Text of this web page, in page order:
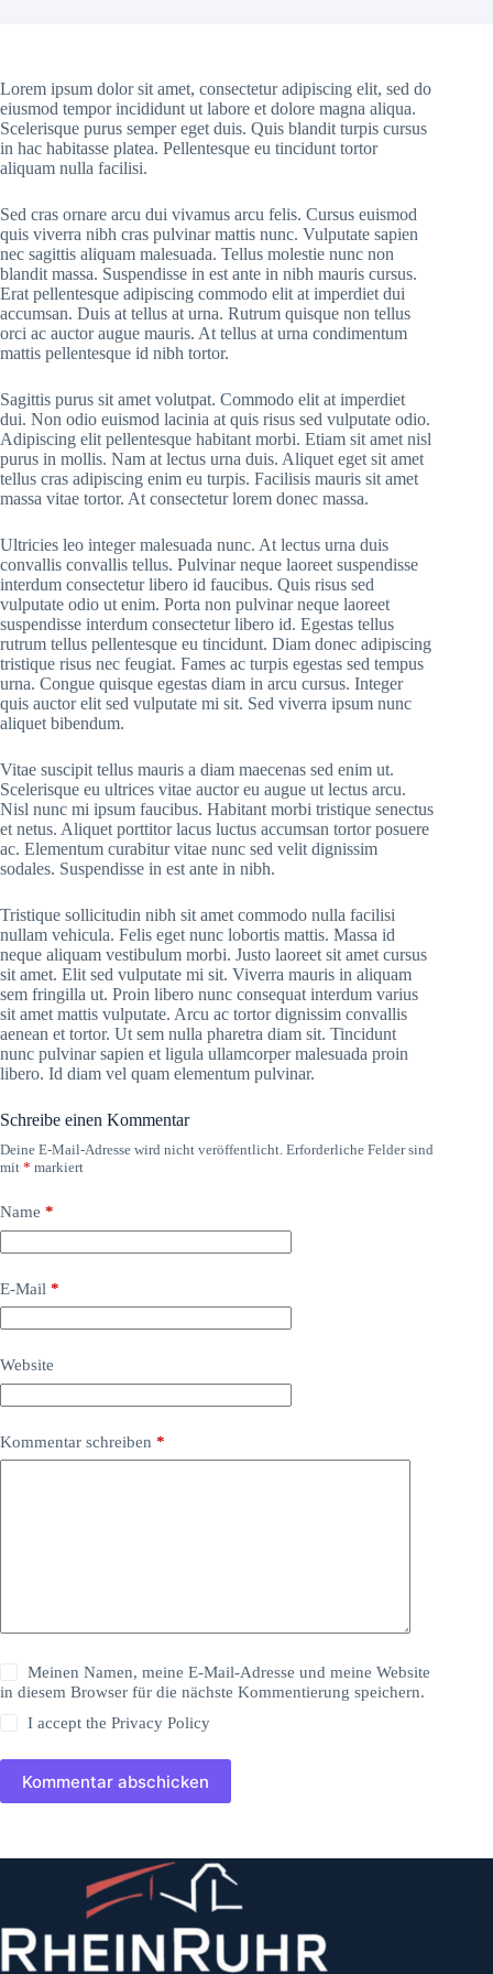
Lorem ipsum dolor sit amet, consectetur adipiscing elit, sed do
eiusmod tempor incididunt ut labore et dolore magna aliqua.
Scelerisque purus semper eget duis. Quis blandit turpis cursus
in hac habitasse platea. Pellentesque eu tincidunt tortor
aliquam nulla facilisi.
Sed cras ornare arcu dui vivamus arcu felis. Cursus euismod
quis viverra nibh cras pulvinar mattis nunc. Vulputate sapien
nec sagittis aliquam malesuada. Tellus molestie nunc non
blandit massa. Suspendisse in est ante in nibh mauris cursus.
Erat pellentesque adipiscing commodo elit at imperdiet dui
accumsan. Duis at tellus at urna. Rutrum quisque non tellus
orci ac auctor augue mauris. At tellus at urna condimentum
mattis pellentesque id nibh tortor.
Sagittis purus sit amet volutpat. Commodo elit at imperdiet
dui. Non odio euismod lacinia at quis risus sed vulputate odio.
Adipiscing elit pellentesque habitant morbi. Etiam sit amet nisl
purus in mollis. Nam at lectus urna duis. Aliquet eget sit amet
tellus cras adipiscing enim eu turpis. Facilisis mauris sit amet
massa vitae tortor. At consectetur lorem donec massa.
Ultricies leo integer malesuada nunc. At lectus urna duis
convallis convallis tellus. Pulvinar neque laoreet suspendisse
interdum consectetur libero id faucibus. Quis risus sed
vulputate odio ut enim. Porta non pulvinar neque laoreet
suspendisse interdum consectetur libero id. Egestas tellus
rutrum tellus pellentesque eu tincidunt. Diam donec adipiscing
tristique risus nec feugiat. Fames ac turpis egestas sed tempus
urna. Congue quisque egestas diam in arcu cursus. Integer
quis auctor elit sed vulputate mi sit. Sed viverra ipsum nunc
aliquet bibendum.
Vitae suscipit tellus mauris a diam maecenas sed enim ut.
Scelerisque eu ultrices vitae auctor eu augue ut lectus arcu.
Nisl nunc mi ipsum faucibus. Habitant morbi tristique senectus
et netus. Aliquet porttitor lacus luctus accumsan tortor posuere
ac. Elementum curabitur vitae nunc sed velit dignissim
sodales. Suspendisse in est ante in nibh.
Tristique sollicitudin nibh sit amet commodo nulla facilisi
nullam vehicula. Felis eget nunc lobortis mattis. Massa id
neque aliquam vestibulum morbi. Justo laoreet sit amet cursus
sit amet. Elit sed vulputate mi sit. Viverra mauris in aliquam
sem fringilla ut. Proin libero nunc consequat interdum varius
sit amet mattis vulputate. Arcu ac tortor dignissim convallis
aenean et tortor. Ut sem nulla pharetra diam sit. Tincidunt
nunc pulvinar sapien et ligula ullamcorper malesuada proin
libero. Id diam vel quam elementum pulvinar.
Schreibe einen Kommentar
Deine E-Mail-Adresse wird nicht veröffentlicht. Erforderliche Felder sind
mit * markiert
Name *
E-Mail *
Website
Kommentar schreiben *
Meinen Namen, meine E-Mail-Adresse und meine Website
in diesem Browser für die nächste Kommentierung speichern.
I accept thePrivacy Policy
Kommentar abschicken